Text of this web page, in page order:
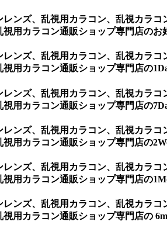
ンズ、乱視用カラコン、乱視カラ
用カラコン通販ショップ専門店のお
ンズ、乱視用カラコン、乱視カラ
用カラコン通販ショップ専門店の
ンズ、乱視用カラコン、乱視カラ
用カラコン通販ショップ専門店の
ンズ、乱視用カラコン、乱視カラ
用カラコン通販ショップ専門店の
ンズ、乱視用カラコン、乱視カラ
用カラコン通販ショップ専門店の
ンズ、乱視用カラコン、乱視カラ
用カラコン通販ショップ専門店の